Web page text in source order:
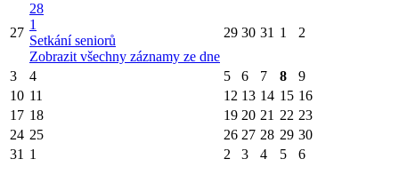
27
28
1
Setkání seniorů
Zobrazit všechny záznamy ze dne
29 30 31 1 2
3 4 5 6 7 8
9
10 11 12 13 14 15 16
17 18 19 20 21 22 23
24 25 26 27 28 29 30
31 1 2 3 4 5 6